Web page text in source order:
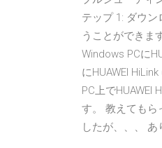
テップ 1: ダウ
うことができま
Windows PCに
にHUAWEI
PC上でHUAWEI
す。 教えてもら
したが、、、